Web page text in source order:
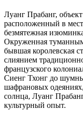
Луанг Прабанг,
расположенный в
безмятежная
Окруженная
бывшая королевская
слиянием
французского
Сиенг Тхонг до
шафрановых
солнца, Луанг
культурный опыт.